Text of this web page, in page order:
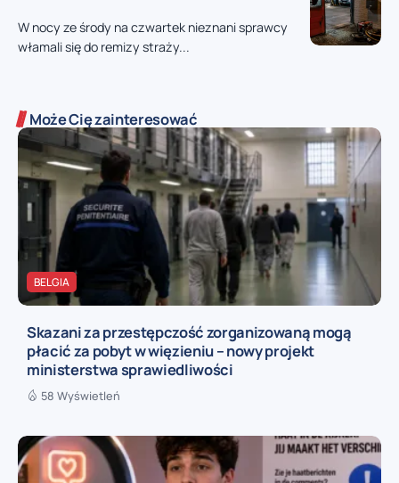
W nocy ze środy na czwartek nieznani sprawcy
włamali się do remizy straży...
Może Cię zainteresować
BELGIA
Skazani za przestępczość zorganizowaną mogą
płacić za pobyt w więzieniu – nowy projekt
ministerstwa sprawiedliwości
58 Wyświetleń